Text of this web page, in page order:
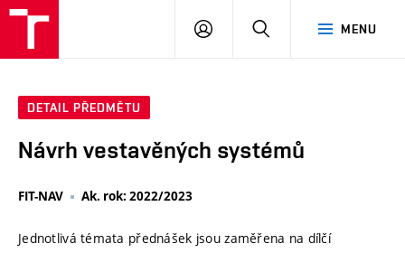
MENU
PŘIHLÁSIT
DETAIL PŘEDMĚTU
Návrh vestavěných systémů
FIT-NAV Ak. rok: 2022/2023
Jednotlivá témata přednášek jsou zaměřena na dílčí